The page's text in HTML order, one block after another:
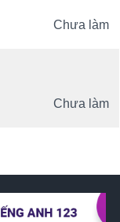
Chưa làm
Chưa làm